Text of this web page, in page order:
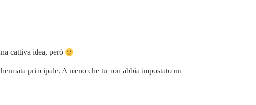
cattiva idea, però
principale. A meno che tu non abbia impostato un